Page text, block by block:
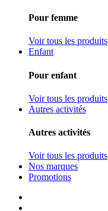
Pour femme
Voir tous les produits
Enfant
Pour enfant
Voir tous les produits
Autres activités
Autres activités
Voir tous les produits
Nos marques
Promotions